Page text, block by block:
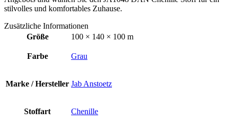
stilvolles und komfortables Zuhause.
Zusätzliche Informationen
Größe
100 × 140 × 100 m
Farbe Grau
Marke / Hersteller Jab Anstoetz
Stoffart Chenille